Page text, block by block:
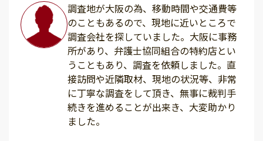
調査地が大阪の為、移動時間や交通費等
のこともあるので、現地に近いところで
調査会社を探していました。大阪に事務
所があり、弁護士協同組合の特約店とい
うこともあり、調査を依頼しました。直
接訪問や近隣取材、現地の状況等、非常
に丁寧な調査をして頂き、無事に裁判手
続きを進めることが出来き、大変助かり
ました。